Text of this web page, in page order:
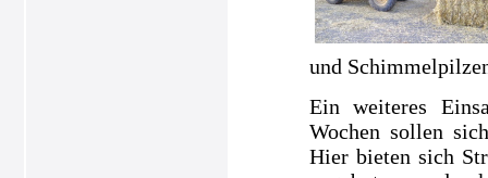
und
Ein weiteres
Wochen sollen
Hier bieten sich